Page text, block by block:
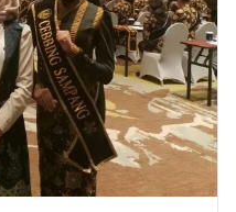
Great Expo
2026